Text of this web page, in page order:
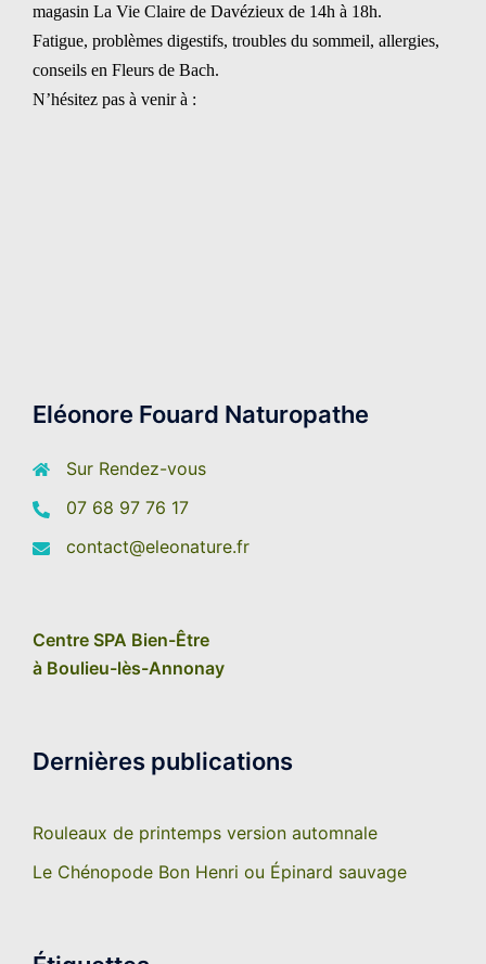
magasin La Vie Claire de Davézieux de 14h à 18h.
Fatigue, problèmes digestifs, troubles du sommeil, allergies,
conseils en Fleurs de Bach.
N’hésitez pas à venir à :
Eléonore Fouard Naturopathe
Sur Rendez-vous
07 68 97 76 17
contact@eleonature.fr
Centre SPA Bien-Être
à Boulieu-lès-Annonay
Dernières publications
Rouleaux de printemps version automnale
Le Chénopode Bon Henri ou Épinard sauvage